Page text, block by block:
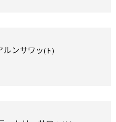
ンサワッ(ト)